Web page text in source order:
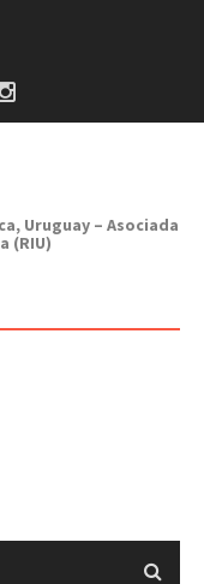
Uruguay – Asociada
(RIU)